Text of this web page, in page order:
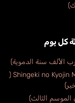
Shingeki no Kyojin Movie: Kanketsu-hen – The Last Attack (